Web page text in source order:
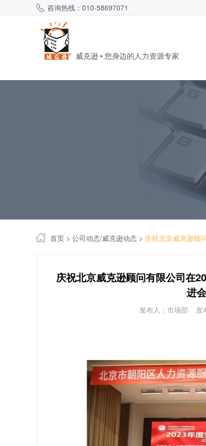
咨询热线：010-58697071
威克逊 • 您身边的人力资源专家
首页 > 公司动态/威克逊动态 > 庆祝北京威克逊顾
庆祝北京威克逊顾问有限公司在
进
发布人：市场部 发